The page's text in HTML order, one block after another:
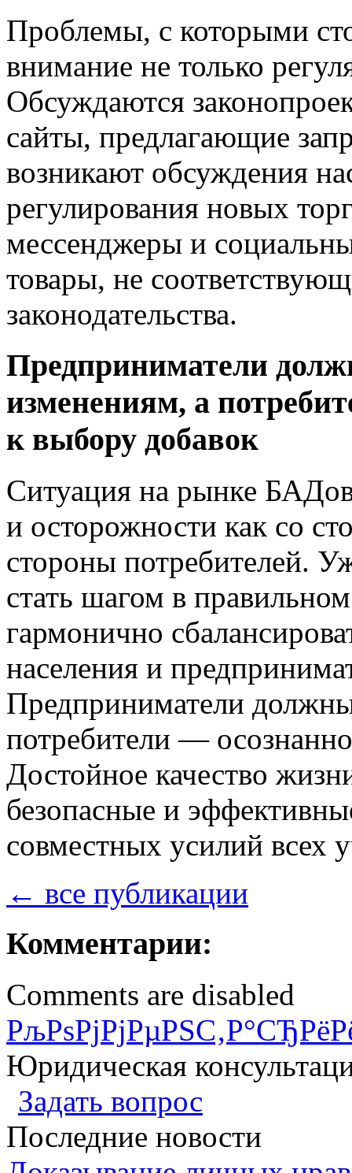
Проблемы, с которыми
внимание не только
Обсуждаются
сайты, предлагающие
возникают обсуждения
регулирования новых
мессенджеры и
товары, не
законодательства.
Предприниматели
изменениям, а
к выбору добавок
Ситуация на рынке
и осторожности как со
стороны потребителей.
стать шагом в
гармонично
населения и
Предприниматели
потребители —
Достойное качество
безопасные и
совместных усилий всех
← все публикации
Комментарии:
Comments are disabled
Юридическая
Задать вопрос
Последние новости